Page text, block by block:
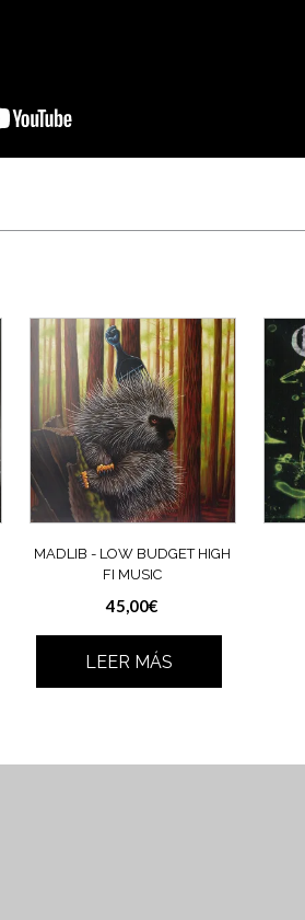
MADLIB ‎- LOW BUDGET HIGH
FI MUSIC
45,00€
LEER MÁS